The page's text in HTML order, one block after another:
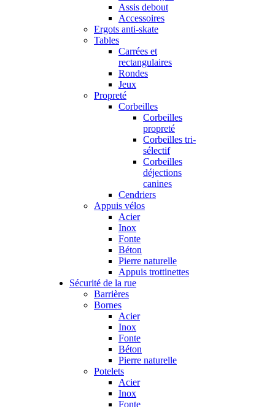
Assis debout
Accessoires
Ergots anti-skate
Tables
Carrées et
rectangulaires
Rondes
Jeux
Propreté
Corbeilles
Corbeilles
propreté
Corbeilles tri-
sélectif
Corbeilles
déjections
canines
Cendriers
Appuis vélos
Acier
Inox
Fonte
Béton
Pierre naturelle
Appuis trottinettes
Sécurité de la rue
Barrières
Bornes
Acier
Inox
Fonte
Béton
Pierre naturelle
Potelets
Acier
Inox
Fonte